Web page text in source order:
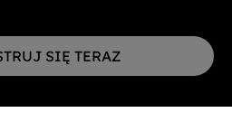
SIĘ TERAZ